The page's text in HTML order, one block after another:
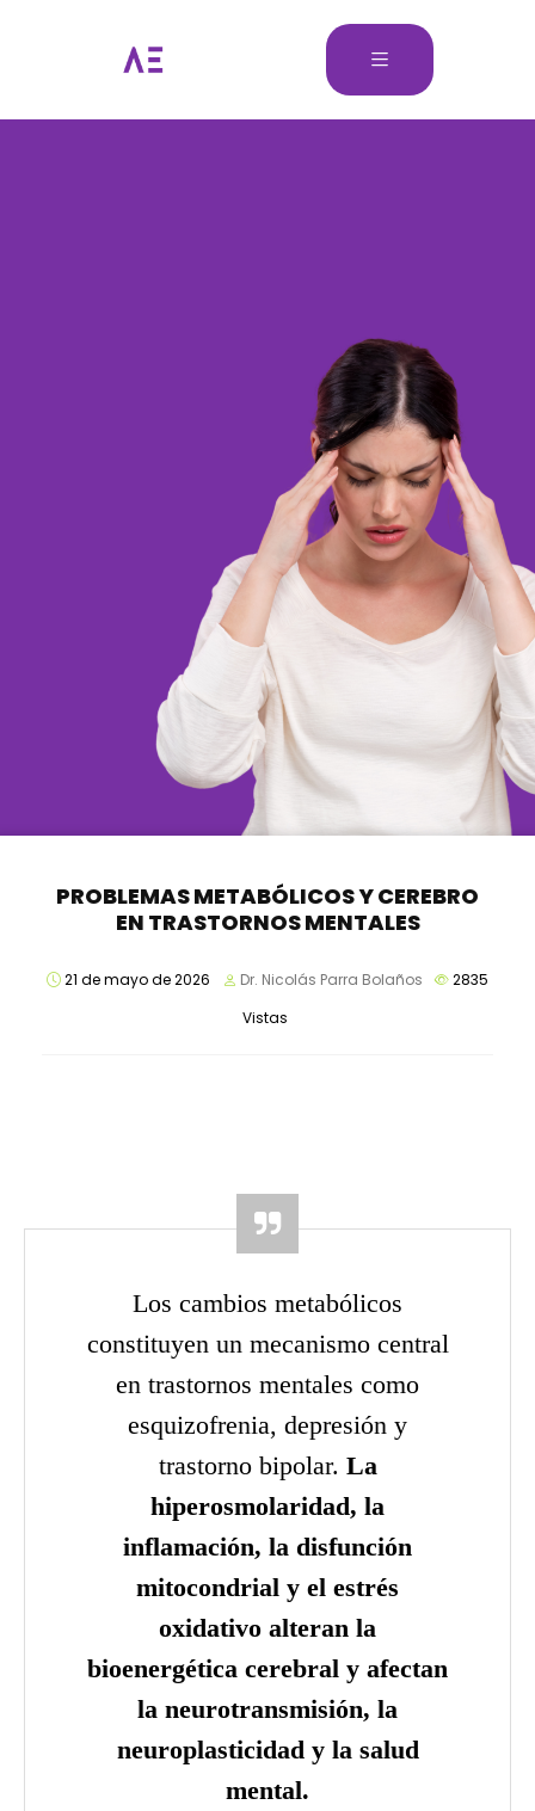
PROBLEMAS METABÓLICOS Y CEREBRO
EN TRASTORNOS MENTALES
21 de mayo de 2026 Dr. Nicolás Parra Bolaños
2835
Vistas
Los cambios metabólicos
constituyen un mecanismo central
en trastornos mentales como
esquizofrenia, depresión y
trastorno bipolar. La
hiperosmolaridad, la
inflamación, la disfunción
mitocondrial y el estrés
oxidativo alteran la
bioenergética cerebral y afectan
la neurotransmisión, la
neuroplasticidad y la salud
mental.